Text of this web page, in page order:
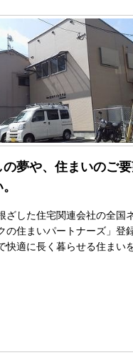
夢や、住まいのご
ざした住宅関連会社の全国
の住まいパートナーズ」登
快適に長く暮らせる住まい